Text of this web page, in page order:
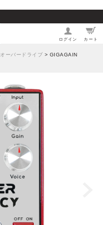
ログイン カート
オーバードライブ > GIGAGAIN